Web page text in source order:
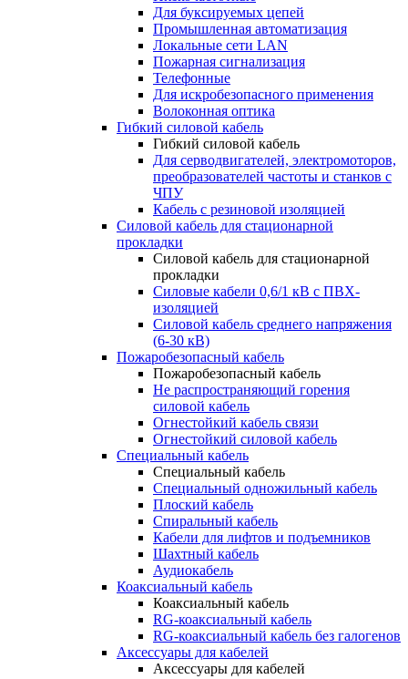
Для буксируемых цепей
Промышленная автоматизация
Локальные сети LAN
Пожарная сигнализация
Телефонные
Для искробезопасного применения
Волоконная оптика
Гибкий силовой кабель
Гибкий силовой кабель
Для серводвигателей, электромоторов,
преобразователей частоты и станков с
ЧПУ
Кабель с резиновой изоляцией
Силовой кабель для стационарной
прокладки
Силовой кабель для стационарной
прокладки
Силовые кабели 0,6/1 кВ с ПВХ-
изоляцией
Силовой кабель среднего напряжения
(6-30 кВ)
Пожаробезопасный кабель
Пожаробезопасный кабель
Не распространяющий горения
силовой кабель
Огнестойкий кабель связи
Огнестойкий силовой кабель
Специальный кабель
Специальный кабель
Специальный одножильный кабель
Плоский кабель
Спиральный кабель
Кабели для лифтов и подъемников
Шахтный кабель
Аудиокабель
Коаксиальный кабель
Коаксиальный кабель
RG-коаксиальный кабель
RG-коаксиальный кабель без галогенов
Аксессуары для кабелей
Аксессуары для кабелей